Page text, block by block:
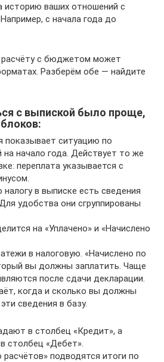
историю ваших отношений с
с начала года до
расчёту с бюджетом может
Разберём обе — найдите
с выпиской было проще,
показывает ситуацию по
на начало года. Действует то же
переплата указывается с
в выписке есть сведения
удобства они сгруппированы
на «Уплачено» и «Начислено
в налоговую. «Начислено по
вы должны заплатить. Чаще
после сдачи декларации.
когда и сколько вы должны
сведения в базу.
в столбец «Кредит», а
столбец «Дебет».
подводятся итоги по